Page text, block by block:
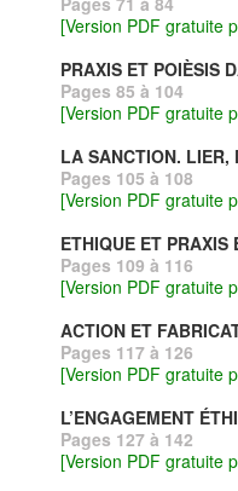
[Version PDF gratuite
PRAXIS ET POIÈSIS
Pages 85 à 104
[Version PDF gratuite
LA SANCTION. LIER,
Pages 105 à 108
[Version PDF gratuite
ETHIQUE ET PRAXIS
Pages 109 à 116
[Version PDF gratuite
ACTION ET
Pages 117 à 126
[Version PDF gratuite
L’ENGAGEMENT
Pages 127 à 142
[Version PDF gratuite